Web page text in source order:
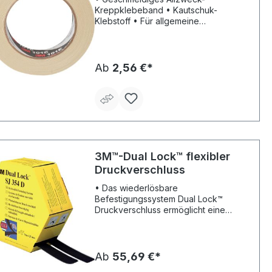
Kreppklebeband • Kautschuk-
Klebstoff • Für allgemeine
usw.)
Ab 2,56 €*
3M™-Dual Lock™ flexibler
Druckverschluss
• Das wiederlösbare
Befestigungssystem Dual Lock™
Druckverschluss ermöglicht eine
• Auf der Rückseite mit einem
Klebestreifen ausgestattet
Ab 55,69 €*